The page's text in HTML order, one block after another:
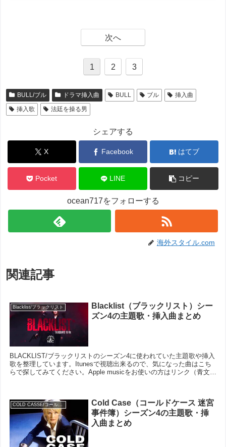
次へ
1 2 3
BULL/ブル ドラマ挿入曲 BULL ブル
挿入曲
挿入歌
法廷を操る男
シェアする
X Facebook はてブ
Pocket LINE コピー
ocean717をフォローする
海外スタイル.com
関連記事
Blacklist/ブラックリスト
Blacklist（ブラックリスト）シー
ズン4の主題歌・挿入曲まとめ
BLACKLIST/ブラックリストのシーズン4に使われていた主題歌や挿入
歌を整理しています。Itunesで視聴出来るので、気になった曲はこち
らで探してみてください。Apple musicをお使いの方はリンク（青文
COLD CASSE/コールドケース
Cold Case（コールドケース 迷宮
事件簿）シーズン4の主題歌・挿
入曲まとめ